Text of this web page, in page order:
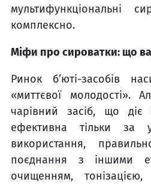
мультифункціональні
комплексно.
Міфи про сироватки: що
Ринок б’юті-засобів
«миттєвої молодості».
чарівний засіб, що
ефективна тільки за
використання,
поєднання з іншими
очищенням,